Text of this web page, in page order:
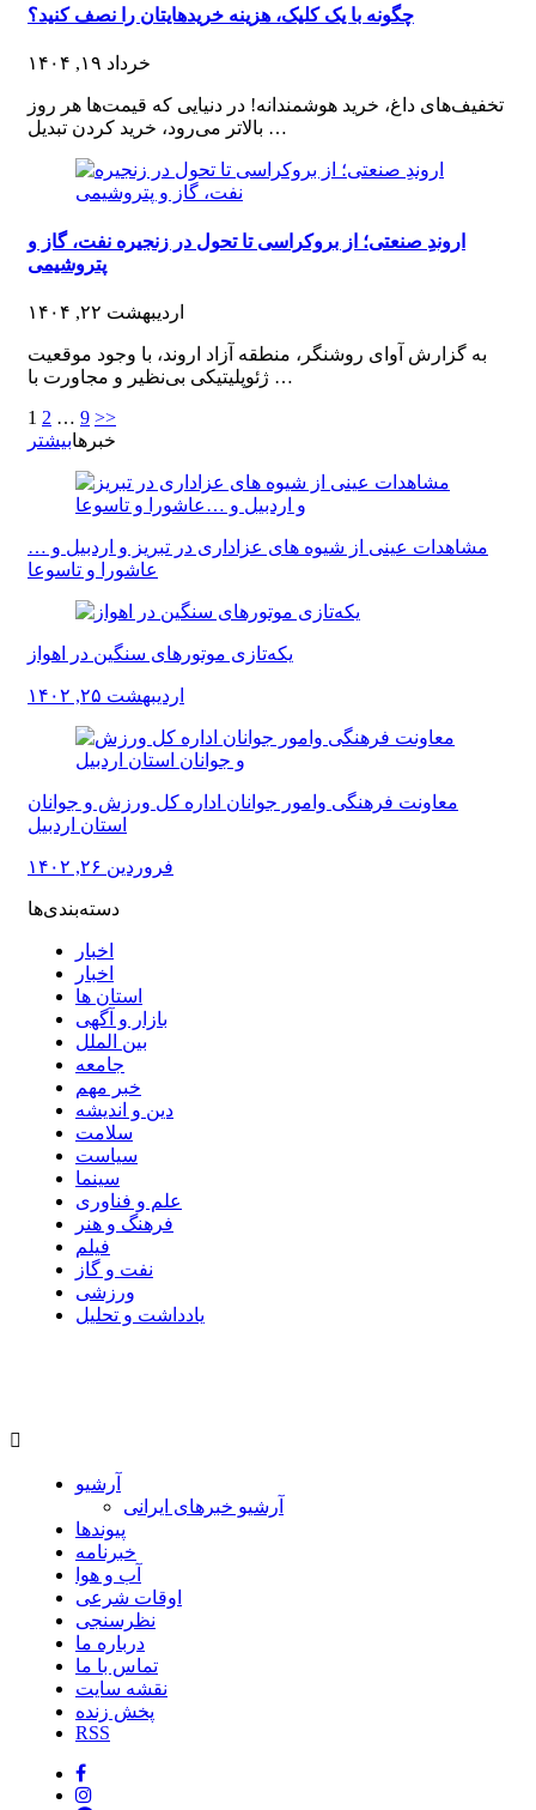
چگونه با یک کلیک، هزینه خریدهایتان را نصف کنید؟
خرداد ۱۹, ۱۴۰۴
تخفیف‌های داغ، خرید هوشمندانه! در دنیایی که قیمت‌ها هر روز
بالاتر می‌رود، خرید کردن تبدیل …
اروندِ صنعتی؛ از بروکراسی تا تحول در زنجیره نفت، گاز و
پتروشیمی
اردیبهشت ۲۲, ۱۴۰۴
به گزارش آوای روشنگر، منطقه آزاد اروند، با وجود موقعیت
ژئوپلیتیکی بی‌نظیر و مجاورت با …
1 2 … 9 >>
خبرهابیشتر
مشاهدات عینی از شیوه های عزاداری در تبریز و اردبیل و …
عاشورا و تاسوعا
یکه‌تازی موتورهای سنگین در اهواز
اردیبهشت ۲۵, ۱۴۰۲
معاونت فرهنگی وامور جوانان اداره کل ورزش و جوانان
استان اردبیل
فروردین ۲۶, ۱۴۰۲
دسته‌بندی‌ها
اخبار
اخبار
استان ها
بازار و آگهی
بین الملل
جامعه
خبر مهم
دین و اندیشه
سلامت
سیاست
سینما
علم و فناوری
فرهنگ و هنر
فیلم
نفت و گاز
ورزشی
یادداشت و تحلیل
آرشیو
آرشیو خبرهای ایرانی
پیوندها
خبرنامه
آب و هوا
اوقات شرعی
نظرسنجی
درباره ما
تماس با ما
نقشه سایت
پخش زنده
RSS